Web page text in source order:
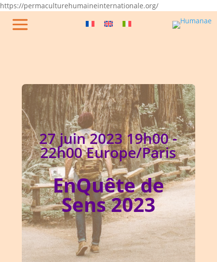
https://permaculturehumaineinternationale.org/
27 juin 202319h00-
22h00 Europe/Paris
EnQuête de
Sens 2023